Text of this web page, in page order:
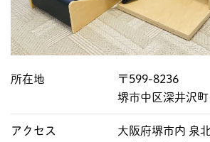
所在地
〒599-8236
堺市中区深井沢町
アクセス
大阪府堺市内 泉